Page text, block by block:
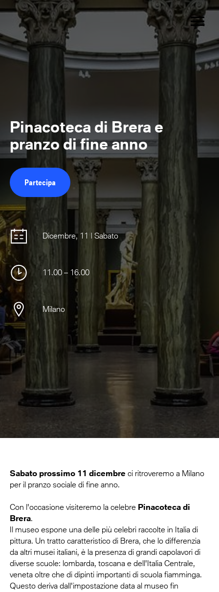
Pinacoteca di Brera e
pranzo di fine anno
Partecipa
Dicembre, 11 | Sabato
11.00 – 16.00
Milano
Sabato prossimo 11 dicembre ci ritroveremo a Milano
per il pranzo sociale di fine anno.
Con l'occasione visiteremo la celebre Pinacoteca di
Brera.
Il museo espone una delle più celebri raccolte in Italia di
pittura. Un tratto caratteristico di Brera, che lo differenzia
da altri musei italiani, è la presenza di grandi capolavori di
diverse scuole: lombarda, toscana e dell'Italia Centrale,
veneta oltre che di dipinti importanti di scuola fiamminga.
Questo deriva dall'impostazione data al museo fin